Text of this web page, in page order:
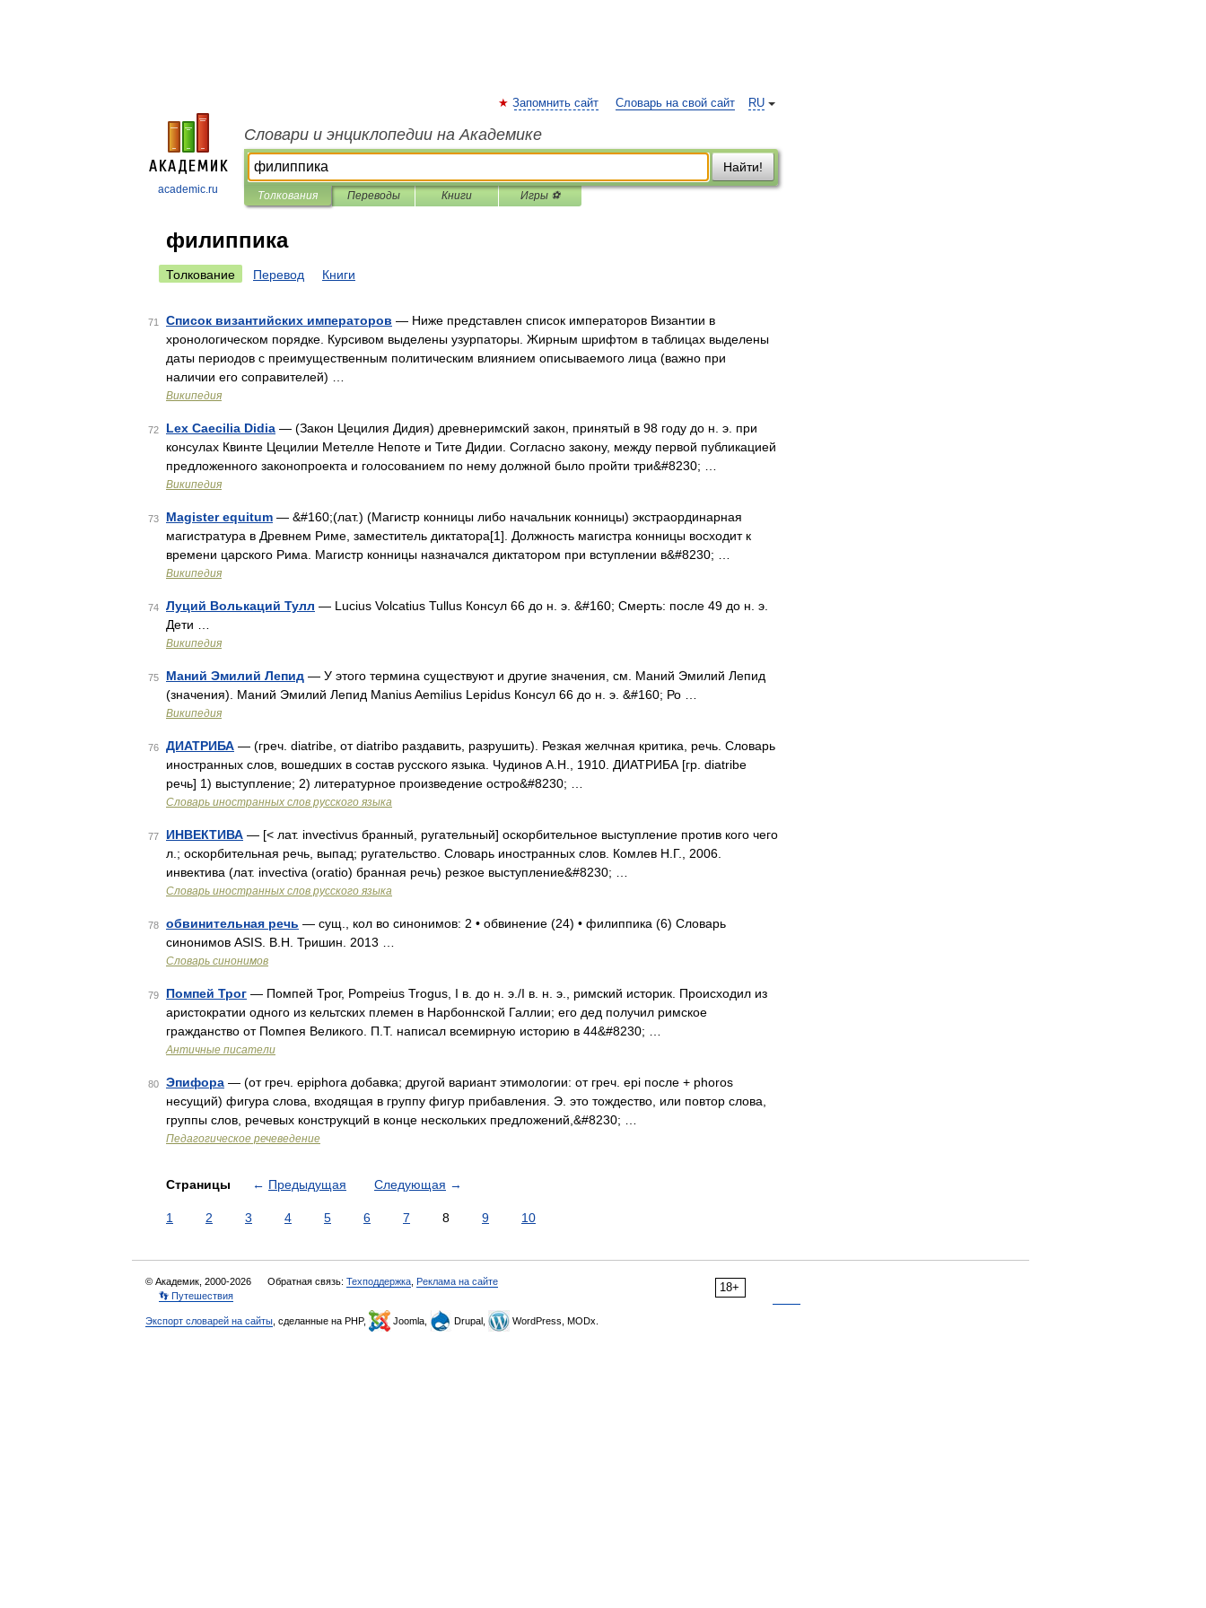
academic.ru
RU
Запомнить сайт Словарь на свой сайт
Словари и энциклопедии на Академике
Найти!
Толкования Переводы Книги Игры ⚽
филиппика
Толкование Перевод Книги
71 Список византийских императоров — Ниже представлен список императоров Византии в
хронологическом порядке. Курсивом выделены узурпаторы. Жирным шрифтом в таблицах выделены
даты периодов с преимущественным политическим влиянием описываемого лица (важно при
наличии его соправителей) …
Википедия
72 Lex Caecilia Didia — (Закон Цецилия Дидия) древнеримский закон, принятый в 98 году до н. э. при
консулах Квинте Цецилии Метелле Непоте и Тите Дидии. Согласно закону, между первой публикацией
предложенного законопроекта и голосованием по нему должной было пройти три&#8230; …
Википедия
73 Magister equitum — &#160;(лат.) (Магистр конницы либо начальник конницы) экстраординарная
магистратура в Древнем Риме, заместитель диктатора[1]. Должность магистра конницы восходит к
времени царского Рима. Магистр конницы назначался диктатором при вступлении в&#8230; …
Википедия
74 Луций Волькаций Тулл — Lucius Volcatius Tullus Консул 66 до н. э. &#160; Смерть: после 49 до н. э.
Дети …
Википедия
75 Маний Эмилий Лепид — У этого термина существуют и другие значения, см. Маний Эмилий Лепид
(значения). Маний Эмилий Лепид Manius Aemilius Lepidus Консул 66 до н. э. &#160; Ро …
Википедия
76 ДИАТРИБА — (греч. diatribe, от diatribo раздавить, разрушить). Резкая желчная критика, речь. Словарь
иностранных слов, вошедших в состав русского языка. Чудинов А.Н., 1910. ДИАТРИБА [гр. diatribe
речь] 1) выступление; 2) литературное произведение остро&#8230; …
Словарь иностранных слов русского языка
77 ИНВЕКТИВА — [< лат. invectivus бранный, ругательный] оскорбительное выступление против кого чего
л.; оскорбительная речь, выпад; ругательство. Словарь иностранных слов. Комлев Н.Г., 2006.
инвектива (лат. invectiva (oratio) бранная речь) резкое выступление&#8230; …
Словарь иностранных слов русского языка
78 обвинительная речь — сущ., кол во синонимов: 2 • обвинение (24) • филиппика (6) Словарь
синонимов ASIS. В.Н. Тришин. 2013 …
Словарь синонимов
79 Помпей Трог — Помпей Трог, Pompeius Trogus, I в. до н. э./I в. н. э., римский историк. Происходил из
аристократии одного из кельтских племен в Нарбоннской Галлии; его дед получил римское
гражданство от Помпея Великого. П.Т. написал всемирную историю в 44&#8230; …
Античные писатели
80 Эпифора — (от греч. epiphora добавка; другой вариант этимологии: от греч. epi после + phoros
несущий) фигура слова, входящая в группу фигур прибавления. Э. это тождество, или повтор слова,
группы слов, речевых конструкций в конце нескольких предложений,&#8230; …
Педагогическое речеведение
Страницы ← Предыдущая Следующая →
1 2 3 4 5 6 7 8 9 10
18+
© Академик, 2000-2026 Обратная связь: Техподдержка Реклама на сайте
👣 Путешествия
Экспорт словарей на сайты , сделанные на PHP, Joomla, Drupal, WordPress, MODx.